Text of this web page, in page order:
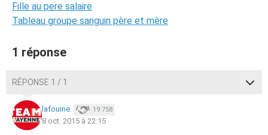
Fille au pere salaire
Tableau groupe sanguin père et mère
1 réponse
RÉPONSE 1 / 1
lafouine. 19 758
8 oct. 2015 à 22:15